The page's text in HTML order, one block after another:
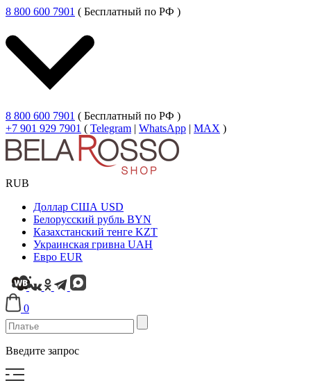
8 800 600 7901 ( Бесплатный по РФ )
8 800 600 7901 ( Бесплатный по РФ )
+7 901 929 7901 ( Telegram | WhatsApp | MAX )
RUB
Доллар США USD
Белорусский рубль BYN
Казахстанский тенге KZT
Украинская гривна UAH
Евро EUR
0
Введите запрос